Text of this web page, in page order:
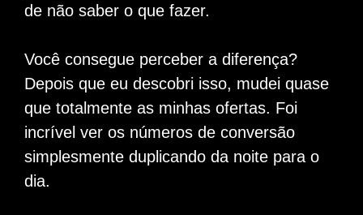
de não saber o que fazer.
Você consegue perceber a diferença?
Depois que eu descobri isso, mudei quase
que totalmente as minhas ofertas. Foi
incrível ver os números de conversão
simplesmente duplicando da noite para o
dia.